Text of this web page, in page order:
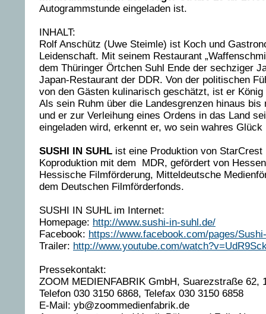
Autogrammstunde eingeladen ist.
INHALT:
Rolf Anschütz (Uwe Steimle) ist Koch und
Leidenschaft. Mit seinem Restaurant
dem Thüringer Örtchen Suhl Ende der sechziger
Japan-Restaurant der DDR. Von der politischen
von den Gästen kulinarisch geschätzt, ist er
Als sein Ruhm über die Landesgrenzen hinaus bis
und er zur Verleihung eines Ordens in das Land
eingeladen wird, erkennt er, wo sein wahres Glück
SUSHI IN SUHL ist eine Produktion von StarCrest
Koproduktion mit dem MDR, gefördert von
Hessische Filmförderung, Mitteldeutsche
dem Deutschen Filmförderfonds.
SUSHI IN SUHL im Internet:
Homepage: http://www.sushi-in-suhl.de/
Facebook: https://www.facebook.com/pages/
Trailer: http://www.youtube.com/
Pressekontakt:
ZOOM MEDIENFABRIK GmbH, Suarezstraße 62,
Telefon 030 3150 6868, Telefax 030 3150 6858
E-Mail: yb@zoommedienfabrik.de